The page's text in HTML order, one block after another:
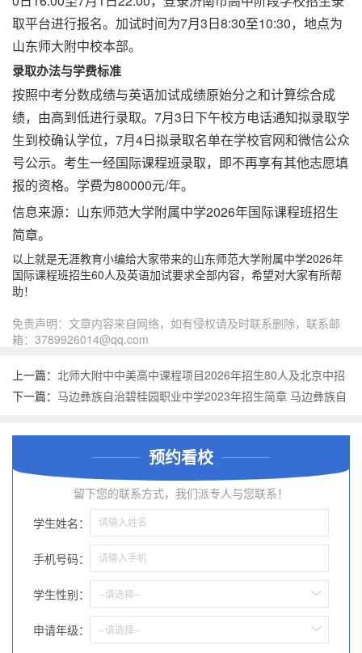
取平台进行报名。加试时间为7月3日8:30至10:30，地点为
山东师大附中校本部。
录取办法与学费标准
按照中考分数成绩与英语加试成绩原始分之和计算综合成
绩，由高到低进行录取。7月3日下午校方电话通知拟录取学
生到校确认学位，7月4日拟录取名单在学校官网和微信公众
号公示。考生一经国际课程班录取，即不再享有其他志愿填
报的资格。学费为80000元/年。
信息来源：山东师范大学附属中学2026年国际课程班招生
简章。
以上就是无涯教育小编给大家带来的山东师范大学附属中学2026年
国际课程班招生60人及英语加试要求全部内容，希望对大家有所帮
助！
免责声明：文章内容来自网络，如有侵权请及时联系删除，联系邮
箱：3789926014@qq.com
上一篇： 北师大附中中美高中课程项目2026年招生80人及北京中招
统一录取
下一篇： 马边彝族自治碧桂园职业中学2023年招生简章 马边彝族自
预约看校
留下您的联系方式，我们派专人与您联系！
学生姓名：
手机号码：
学生性别： --请选择--
申请年级： --请选择--